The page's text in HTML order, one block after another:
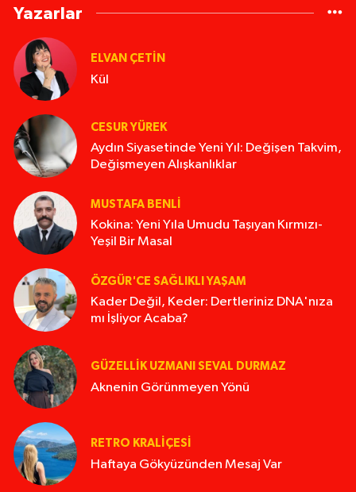
Yazarlar
ELVAN ÇETIN
Kül
CESUR YÜREK
Aydın Siyasetinde Yeni Yıl: Değişen Takvim,
Değişmeyen Alışkanlıklar
MUSTAFA BENLI
Kokina: Yeni Yıla Umudu Taşıyan Kırmızı-
Yeşil Bir Masal
ÖZGÜR'CE SAĞLIKLI YAŞAM
Kader Değil, Keder: Dertleriniz DNA'nıza
mı İşliyor Acaba?
GÜZELLIK UZMANI SEVAL DURMAZ
Aknenin Görünmeyen Yönü
RETRO KRALIÇESI
Haftaya Gökyüzünden Mesaj Var